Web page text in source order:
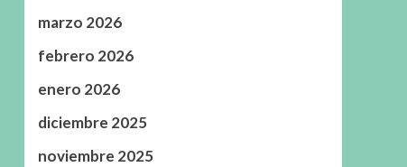
marzo 2026
febrero 2026
enero 2026
diciembre 2025
noviembre 2025